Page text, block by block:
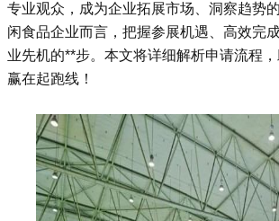
专业观众，成为企业拓展市场、洞察趋势
闲食品企业而言，把握参展机遇、高效完
业先机的**步。本文将详细解析申请流程，
赢在起跑线！